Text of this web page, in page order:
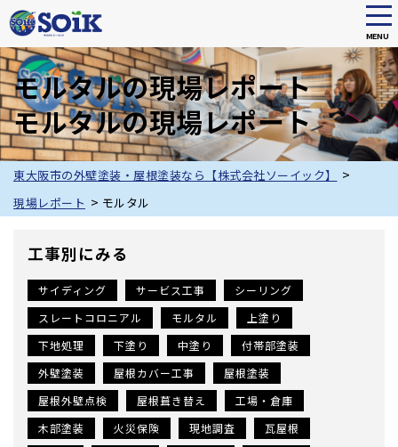
Skip
to
main
content
MENU
モルタルの現場レポート
モルタルの現場レポート
東大阪市の外壁塗装・屋根塗装なら【株式会社ソーイック】 >
現場レポート > モルタル
工事別にみる
サイディング サービス工事
シーリング
スレートコロニアル
モルタル
上塗り
下地処理
下塗り 中塗り
付帯部塗装
外壁塗装
屋根カバー工事
屋根塗装
屋根外壁点検
屋根葺き替え
工場・倉庫
木部塗装
火災保険 現地調査
瓦屋根